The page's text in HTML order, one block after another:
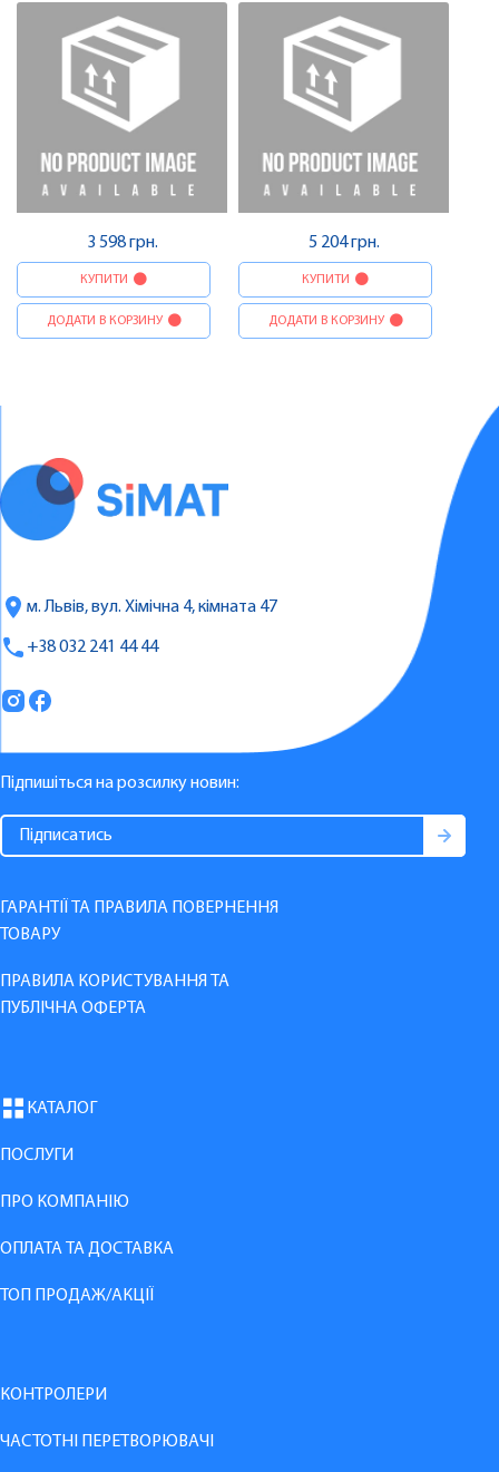
3 598 грн.
КУПИТИ
ДОДАТИ В КОРЗИНУ
Contact
5 204 грн.
КУПИТИ
ДОДАТИ В КОРЗИНУ
м. Львів, вул. Хімічна 4, кімната 47
+38 032 241 44 44
Підпишіться на розсилку новин:
ГАРАНТІЇ ТА ПРАВИЛА ПОВЕРНЕННЯ
ТОВАРУ
ПРАВИЛА КОРИСТУВАННЯ ТА
ПУБЛІЧНА ОФЕРТА
КАТАЛОГ
ПОСЛУГИ
ПРО КОМПАНІЮ
ОПЛАТА ТА ДОСТАВКА
ТОП ПРОДАЖ/АКЦІЇ
КОНТРОЛЕРИ
ЧАСТОТНІ ПЕРЕТВОРЮВАЧІ